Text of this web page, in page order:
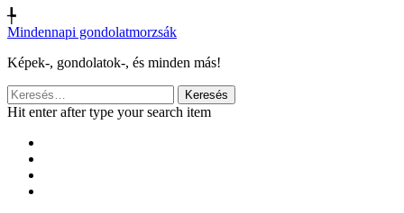
╄
Mindennapi gondolatmorzsák
Képek-, gondolatok-, és minden más!
Keresés:
Hit enter after type your search item